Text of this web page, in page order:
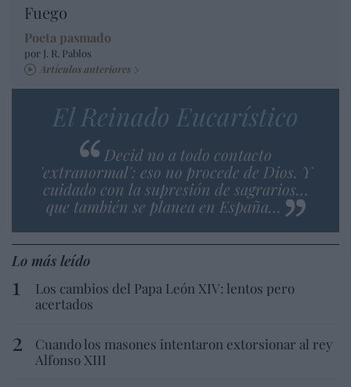
Fuego
Poeta pasmado
por J. R. Pablos
Artículos anteriores
El Reinado Eucarístico
Decid no a todo contacto
'extranormal': eso no procede de Dios. Y
cuidado con la supresión de sagrarios…
que también se planea en España…
Lo más leído
Los cambios del Papa León XIV: lentos pero
acertados
Cuando los masones intentaron extorsionar al rey
Alfonso XIII